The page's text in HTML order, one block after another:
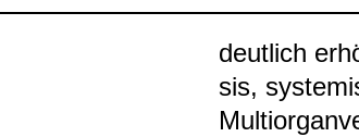
deut­lich
sis,